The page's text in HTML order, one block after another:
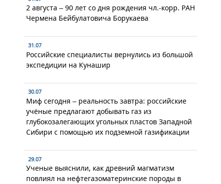
2 августа – 90 лет со дня рождения чл.-корр. РАН
Чермена Бейбулатовича Борукаева
31.07
Российские специалисты вернулись из большой
экспедиции на Кунашир
30.07
Миф сегодня – реальность завтра: российские
учёные предлагают добывать газ из
глубокозалегающих угольных пластов Западной
Сибири с помощью их подземной газификации
29.07
Ученые выяснили, как древний магматизм
повлиял на нефтегазоматеринские породы в